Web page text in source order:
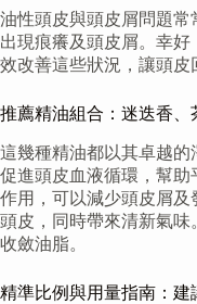
油性頭皮與頭皮屑問題
出現痕癢及頭皮屑。幸
效改善這些狀況，讓頭皮
推薦精油組合：迷迭香
這幾種精油都以其卓越的
促進頭皮血液循環，幫
作用，可以減少頭皮屑
頭皮，同時帶來清新氣
收斂油脂。
精準比例與用量指南：建